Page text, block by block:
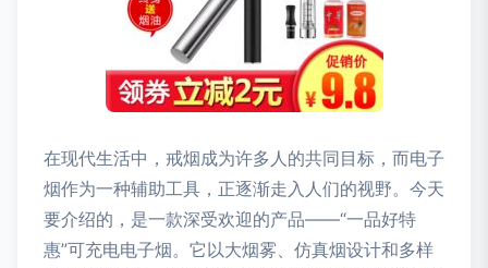
在现代生活中，戒烟成为许多人的共同目标，而电子
烟作为一种辅助工具，正逐渐走入人们的视野。今天
要介绍的，是一款深受欢迎的产品——“一品好特
惠”可充电电子烟。它以大烟雾、仿真烟设计和多样